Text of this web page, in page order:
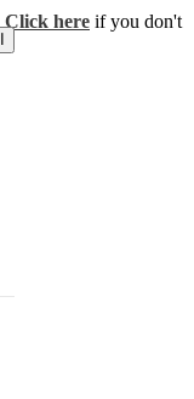
Click here if you don't